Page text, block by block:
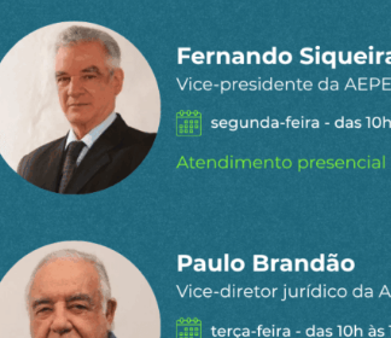
mesmo quando o país está sob
mantêm o seu estilo tradicional
Sobre a China, descreveu como
psicológicos e políticos.
que se revelaria decisiva em
sofre relativamente pouco com o
também as reservas
internacionais estão ocultas,
públicos.
compram moeda estrangeira no